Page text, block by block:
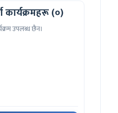
कार्यक्रमहरू (०)
उपलब्ध छैन।